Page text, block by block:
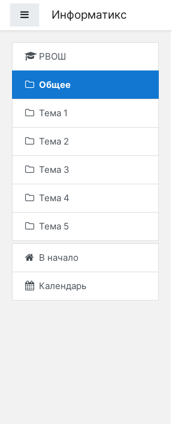
Боковая панель
Информатикс
РВОШ
Общее
Тема 1
Тема 2
Тема 3
Тема 4
Тема 5
В начало
Календарь